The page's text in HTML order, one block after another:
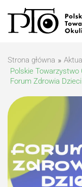
Strona główna »
Polskie
Forum Zdrowia